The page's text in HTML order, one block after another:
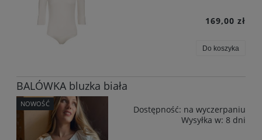
169,00 zł
Do koszyka
BALÓWKA bluzka biała
Dostępność: na wyczerpaniu
Wysyłka w: 8 dni
NOWOŚĆ